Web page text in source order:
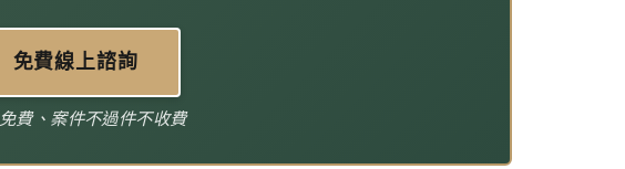
免費線上諮詢
費、案件不過件不收費